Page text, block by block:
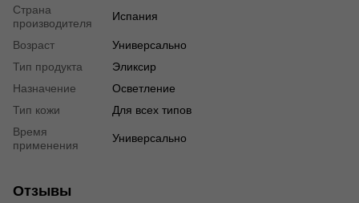
Страна
производителя
Испания
Возраст
Универсально
Тип продукта
Эликсир
Назначение
Осветление
Тип кожи
Для всех типов
Время
применения
Универсально
Отзывы